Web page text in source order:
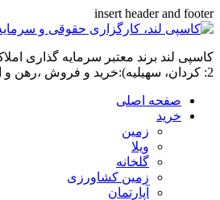
insert header and footer
2: کردان، سهیلیه):خرید و فروش ،رهن و اجاره
صفحه اصلی
خرید
زمین
ویلا
گلخانه
زمین کشاورزی
آپارتمان